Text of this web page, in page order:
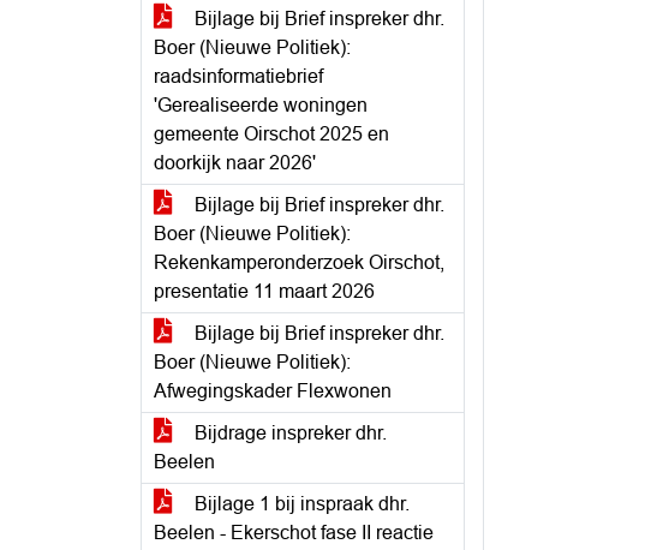
Bijlage bij Brief inspreker dhr.
Boer (Nieuwe Politiek):
raadsinformatiebrief
'Gerealiseerde woningen
gemeente Oirschot 2025 en
doorkijk naar 2026'
Bijlage bij Brief inspreker dhr.
Boer (Nieuwe Politiek):
Rekenkamperonderzoek Oirschot,
presentatie 11 maart 2026
Bijlage bij Brief inspreker dhr.
Boer (Nieuwe Politiek):
Afwegingskader Flexwonen
Bijdrage inspreker dhr.
Beelen
Bijlage 1 bij inspraak dhr.
Beelen - Ekerschot fase II reactie